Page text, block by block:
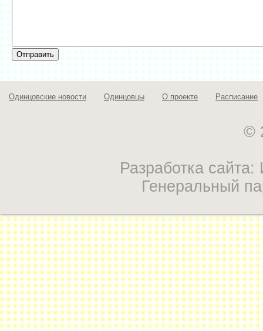
Одинцовские новости Одинцовцы О проекте Расписание
©
Разработка
Генеральный